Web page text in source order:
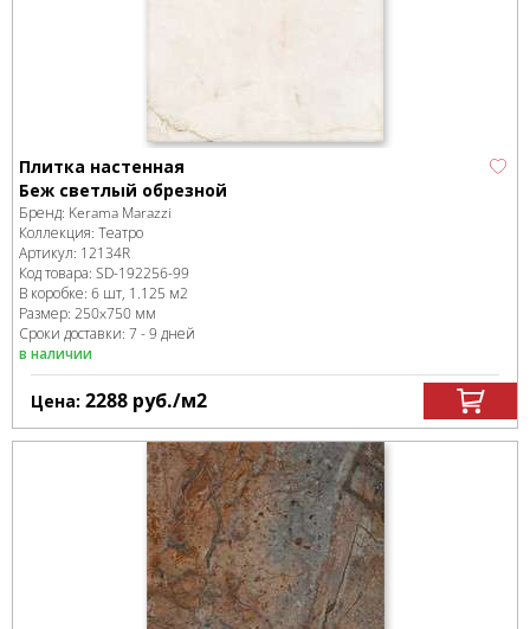
Плитка настенная
Беж светлый обрезной
Бренд: Kerama Marazzi
Коллекция: Театро
Артикул: 12134R
Код товара: SD-192256-99
В коробке: 6 шт, 1.125 м2
Размер: 250x750 мм
Сроки доставки: 7 - 9 дней
в наличии
Цена: 2288 руб./м2